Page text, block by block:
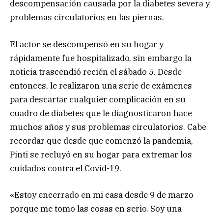
descompensación causada por la diabetes severa y
problemas circulatorios en las piernas.
El actor se descompensó en su hogar y
rápidamente fue hospitalizado, sin embargo la
noticia trascendió recién el sábado 5. Desde
entonces, le realizaron una serie de exámenes
para descartar cualquier complicación en su
cuadro de diabetes que le diagnosticaron hace
muchos años y sus problemas circulatorios. Cabe
recordar que desde que comenzó la pandemia,
Pinti se recluyó en su hogar para extremar los
cuidados contra el Covid-19.
«Estoy encerrado en mi casa desde 9 de marzo
porque me tomo las cosas en serio. Soy una